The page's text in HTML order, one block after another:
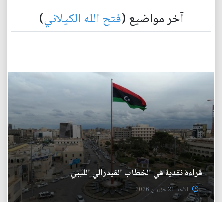
آخر مواضيع (فتح الله الكيلاني)
قراءة نقدية في الخطاب الفيدرالي الليبي
الأحد 21 حزيران 2026